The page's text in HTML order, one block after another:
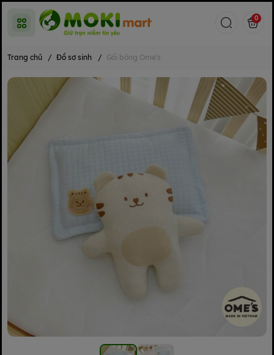
0
Trang chủ / Đồ sơ sinh / Gối bông Ome's